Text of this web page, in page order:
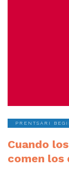
PRENTSARI
Cuando
comen los